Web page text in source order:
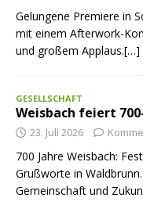
Gelungene Premiere in
mit einem Afterwork-
und großem Applaus.[…]
GESELLSCHAFT
Weisbach feiert
23. Juli 2026
700 Jahre Weisbach:
Grußworte in
Gemeinschaft und